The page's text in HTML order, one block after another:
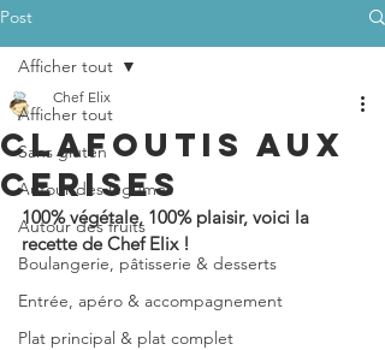
Post
Afficher tout
Sans gluten
Autour des légumes
Autour des fruits
Boulangerie, pâtisserie & desserts
Entrée, apéro & accompagnement
Plat principal & plat complet
Afficher tout
CLAFOUTIS AUX
CERISES
Chef Elix
100% végétale, 100% plaisir, voici la
recette de Chef Elix !